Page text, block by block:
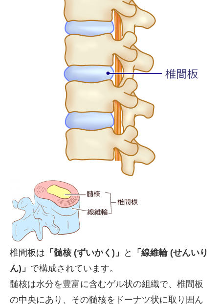
椎間板は 「髄核 (ずいかく)」 と
「線維輪 (せんいり
ん)」 で構成されています。
髄核は水分を豊富に含むゲル状の組織で、椎間板
の中央にあり、その髄核をドーナツ状に取り囲ん